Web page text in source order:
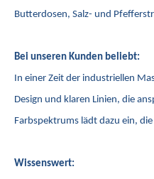
Butterdosen, Salz- und
Bei unseren Kunden beliebt:
In einer Zeit der industriellen
Design und klaren Linien, die
Farbspektrums lädt dazu ein,
Wissenswert: